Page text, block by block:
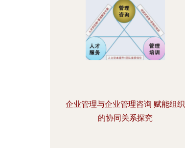
企业管理与企业管理咨询 赋能组织
的协同关系探究